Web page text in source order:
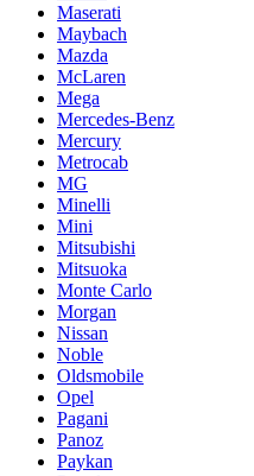
Maserati
Maybach
Mazda
McLaren
Mega
Mercedes-Benz
Mercury
Metrocab
MG
Minelli
Mini
Mitsubishi
Mitsuoka
Monte Carlo
Morgan
Nissan
Noble
Oldsmobile
Opel
Pagani
Panoz
Paykan